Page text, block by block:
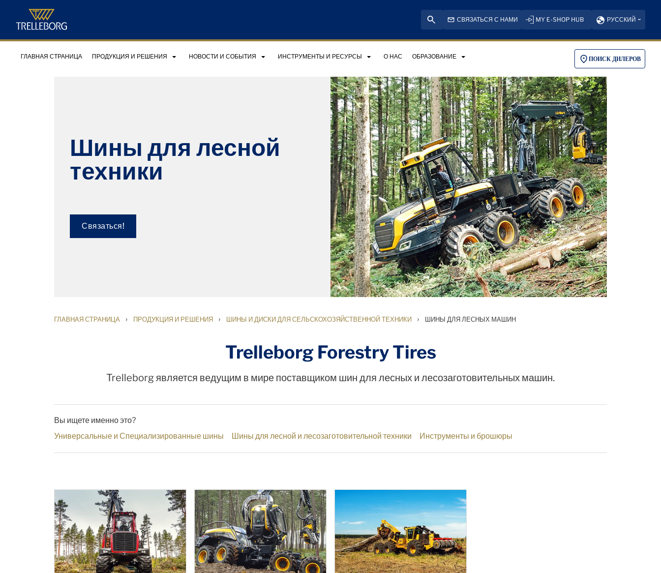
СВЯЗАТЬСЯ С НАМИ MY E-SHOP HUB РУССКИЙ
ГЛАВНАЯ СТРАНИЦА ПРОДУКЦИЯ И РЕШЕНИЯ НОВОСТИ И СОБЫТИЯ ИНСТРУМЕНТЫ И РЕСУРСЫ О НАС ОБРАЗОВАНИЕ ПОИСК ДИЛЕРОВ
Шины для лесной
техники
Связаться!
ГЛАВНАЯ СТРАНИЦА › ПРОДУКЦИЯ И РЕШЕНИЯ › ШИНЫ И ДИСКИ ДЛЯ СЕЛЬСКОХОЗЯЙСТВЕННОЙ ТЕХНИКИ › ШИНЫ ДЛЯ ЛЕСНЫХ МАШИН
Trelleborg Forestry Tires
Trelleborg является ведущим в мире поставщиком шин для лесных и лесозаготовительных машин.
Вы ищете именно это?
Универсальные и Специализированные шины
Шины для лесной и лесозаготовительной техники Инструменты и брошюры